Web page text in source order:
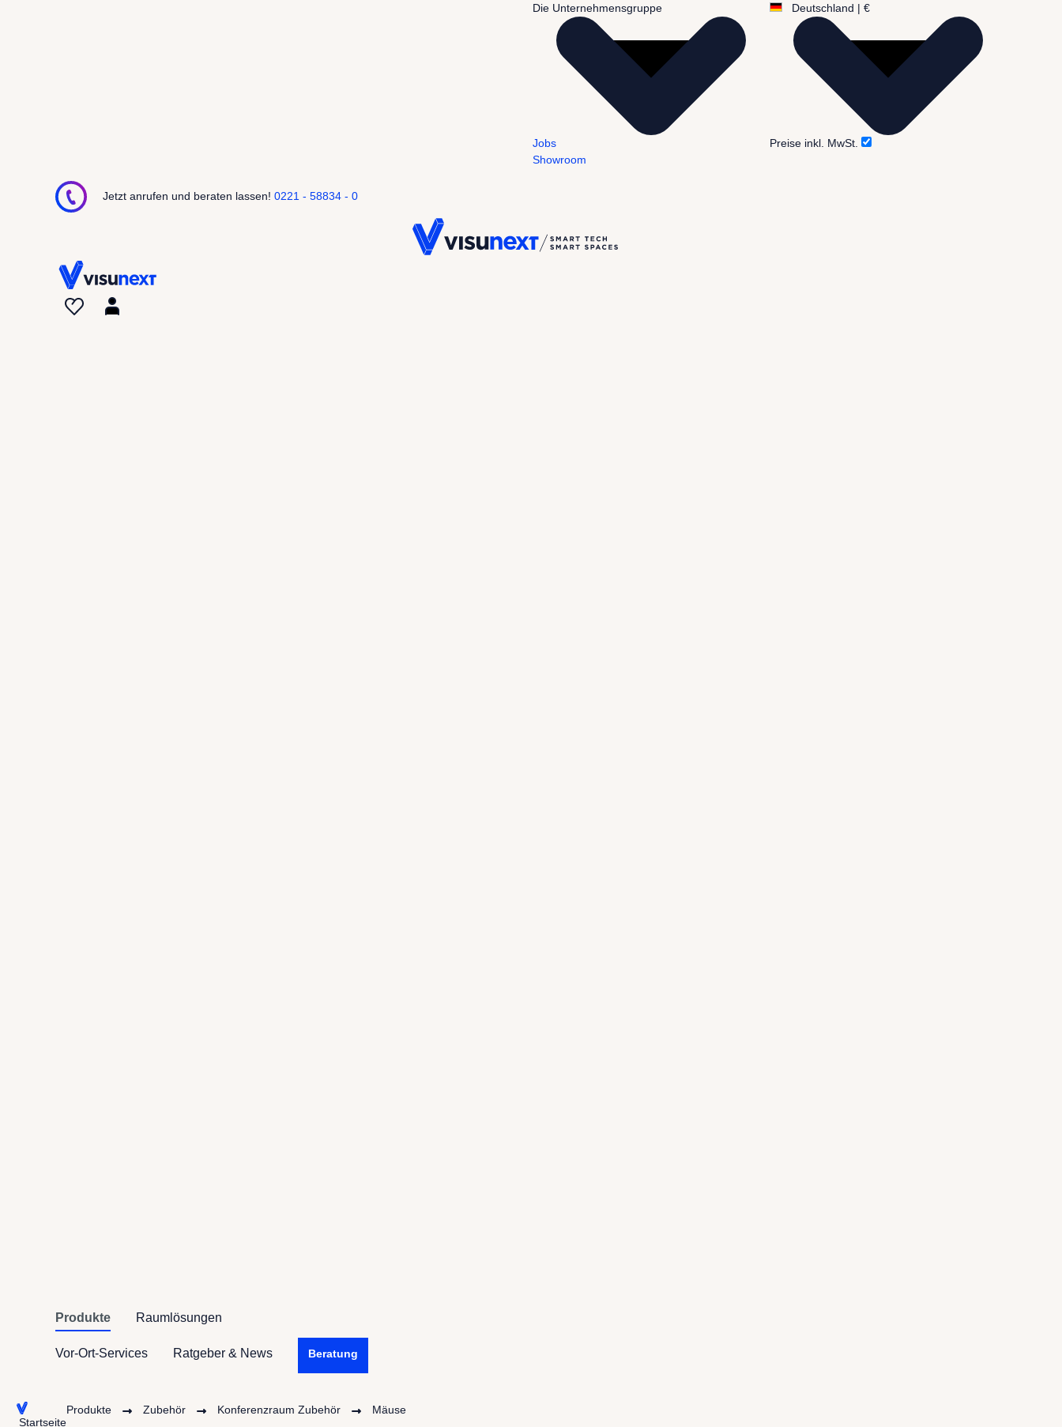
Die Unternehmensgruppe
Jobs
Showroom
Deutschland | €
Preise inkl. MwSt.
Jetzt anrufen und beraten lassen! 0221 - 58834 - 0
Produkte Raumlösungen
Vor-Ort-Services Ratgeber & News Beratung
Startseite
Produkte Zubehör Konferenzraum Zubehör Mäuse